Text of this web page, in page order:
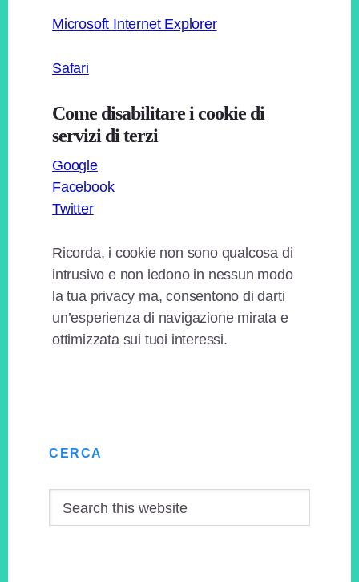
Microsoft Internet Explorer
Safari
Come disabilitare i cookie di
servizi di terzi
Google
Facebook
Twitter
Ricorda, i cookie non sono qualcosa di
intrusivo e non ledono in nessun modo
la tua privacy ma, consentono di darti
un’esperienza di navigazione mirata e
ottimizzata sui tuoi interessi.
Sidebar
CERCA